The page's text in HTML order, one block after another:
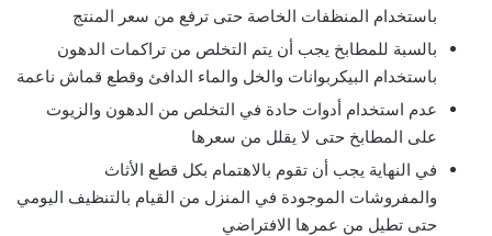
باستخدام المنظفات الخاصة حتى ترفع من سعر المنتج
بالسبة للمطابخ يجب أن يتم التخلص من تراكمات الدهون
باستخدام البيكربوانات والخل والماء الدافئ وقطع قماش ناعمة
عدم استخدام أدوات حادة في التخلص من الدهون والزيوت
على المطابخ حتى لا يقلل من سعرها
في النهاية يجب أن تقوم بالاهتمام بكل قطع الأثاث
والمفروشات الموجودة في المنزل من القيام بالتنظيف اليومي
حتى تطيل من عمرها الافتراضي